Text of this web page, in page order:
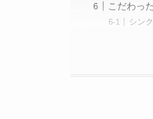
こだわっ
シン